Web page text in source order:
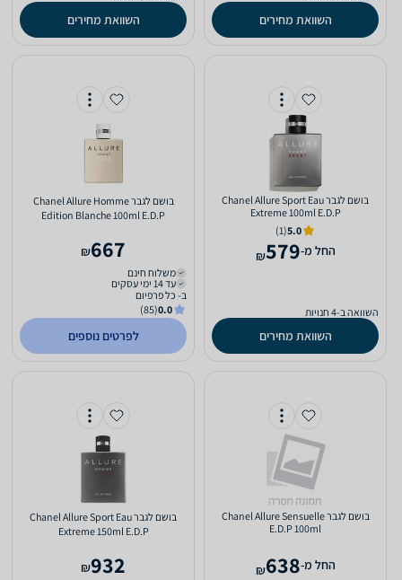
השוואת מחירים השוואת מחירים
בושם לגבר Chanel Allure Sport Eau
Extreme 100ml E.D.P
5.0
(1)
‫החל מ-579
₪
השוואה ב-4 חנויות
השוואת מחירים
בושם לגבר Chanel Allure Homme
Edition Blanche 100ml E.D.P
667
₪
משלוח חינם
עד 14 ימי עסקים
ב- כל פרפיום
0.0
(85)
לפרטים נוספים
בושם לגבר Chanel Allure Sensuelle
E.D.P 100ml
‫החל מ-638
₪
בושם לגבר Chanel Allure Sport Eau
Extreme 150ml E.D.P
932
₪